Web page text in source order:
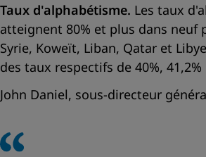
Taux d'alphabétisme. Les taux
atteignent 80% et plus dans neuf
Syrie, Koweït, Liban, Qatar et
des taux respectifs de 40%, 41,2%
John Daniel, sous-directeur